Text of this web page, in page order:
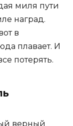
миля пути
наград.
в
плавает. И
потерять.
верный